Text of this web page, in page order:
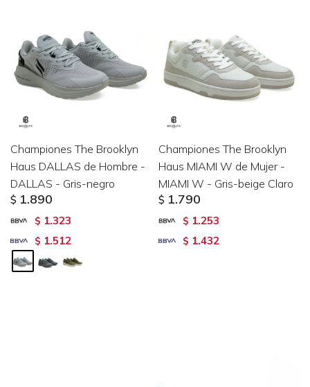
Championes The Brooklyn
Haus DALLAS de Hombre -
DALLAS - Gris-negro
$ 1.890
$ 1.323
$ 1.512
Championes The Brooklyn
Haus MIAMI W de Mujer -
MIAMI W - Gris-beige Claro
$ 1.790
$ 1.253
$ 1.432